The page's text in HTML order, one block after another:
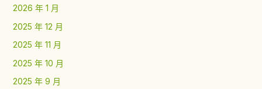
2026 年 1 月
2025 年 12 月
2025 年 11 月
2025 年 10 月
2025 年 9 月